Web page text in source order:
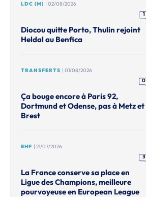
LDC (M) | 02/08/2026
1
Diocou quitte Porto, Thulin rejoint
Heldal au Benfica
TRANSFERTS | 01/08/2026
0
Ça bouge encore à Paris 92,
Dortmund et Odense, pas à Metz et
Brest
EHF | 21/07/2026
3
La France conserve sa place en
Ligue des Champions, meilleure
pourvoyeuse en European League